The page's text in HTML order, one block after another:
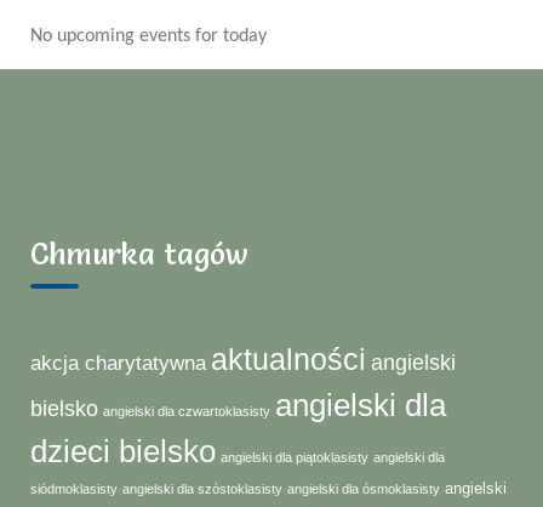
No upcoming events for today
Chmurka tagów
akcja charytatywna aktualności angielski
bielsko angielski dla czwartoklasisty angielski dla
dzieci bielsko angielski dla piątoklasisty angielski dla
siódmoklasisty angielski dla szóstoklasisty angielski dla ósmoklasisty angielski